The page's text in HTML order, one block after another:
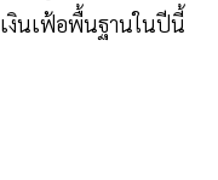
งินเฟ้อพื้นฐานในปีนี้